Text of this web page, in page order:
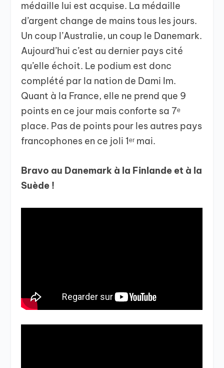
médaille lui est acquise. La médaille
d’argent change de mains tous les jours.
Un coup l’Australie, un coup le Danemark.
Aujourd’hui c’est au dernier pays cité
qu’elle échoit. Le podium est donc
complété par la nation de Dami Im.
Quant à la France, elle ne prend que 9
points en ce jour mais conforte sa 7ᵉ
place. Pas de points pour les autres pays
francophones en ce joli 1ᵉʳ mai.
Bravo au Danemark à la Finlande et à la
Suède !